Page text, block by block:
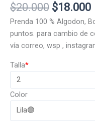
$20.000 El
precio
original
era:
$18.000El
Prenda 100 % Algodon,
puntos. para cambio de
vía correo, wsp ,
*
Talla
Color